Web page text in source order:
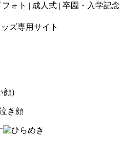
ォト | 成人式 | 卒園・入学記念
ズ専用サイト